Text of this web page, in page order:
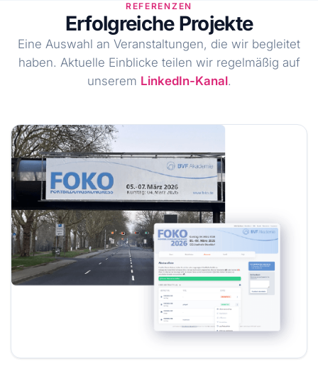
REFERENZEN
Erfolgreiche Projekte
Eine Auswahl an Veranstaltungen, die wir begleitet
haben. Aktuelle Einblicke teilen wir regelmäßig auf
unserem LinkedIn-Kanal.